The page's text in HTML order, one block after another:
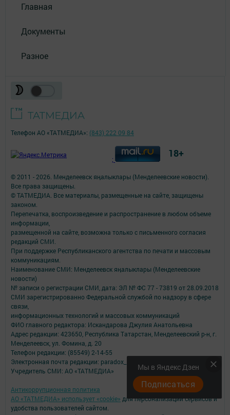
Главная
Документы
Разное
Мы в Яндекс Дзен
Подписаться
© 2011 - 2026. Менделеевск яӊалыклары (Менделеевские новости).
Все права защищены.
© ТАТМЕДИА. Все материалы, размещенные на сайте, защищены
законом.
Перепечатка, воспроизведение и распространение в любом объеме
информации,
размещенной на сайте, возможна только с письменного согласия
редакций СМИ.
При поддержке Республиканского агентства по печати и массовым
коммуникациям.
Наименование СМИ: Менделеевск яӊалыклары (Менделеевские
новости)
№ записи о регистрации СМИ, дата: ЭЛ № ФС 77 - 73819 от 28.09.2018
СМИ зарегистрированно Федеральной службой по надзору в сфере
связи,
информационных технологий и массовых коммуникаций
ФИО главного редактора: Искандарова Джулия Анатольевна
Адрес редакции: 423650, Республика Татарстан, Менделеевский р-н, г.
Менделеевск, ул. Фомина, д. 20
Телефон редакции: (85549) 2-14-55
Электронная почта редакции: paradox_12@mail.ru
Учредитель СМИ: АО «ТАТМЕДИА»
Антикоррупционная политика
АО «ТАТМЕДИА» использует «cookie» для персонализации сервисов и
удобства пользователей сайтом.
Телефон АО «ТАТМЕДИА»: (843) 222 09 84
; 18+